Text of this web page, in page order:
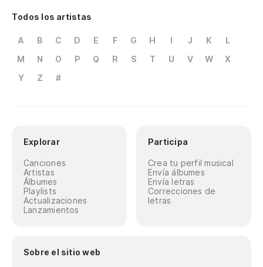
Todos los artistas
A B C D E F G H I J K
L
M
N O P Q R S T U V W
X
Y
Z #
Explorar
Canciones
Artistas
Álbumes
Playlists
Actualizaciones
Lanzamientos
Participa
Crea tu perfil musical
Envía álbumes
Envía letras
Correcciones de
letras
Sobre el sitio web